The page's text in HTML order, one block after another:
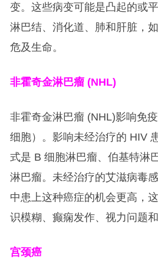
变。这些病变可能是凸起的或
淋巴结、消化道、肺和肝脏，
危及生命。
非霍奇金淋巴瘤 (NHL)
非霍奇金淋巴瘤 (NHL)影响免
细胞）。影响未经治疗的 HIV
式是 B 细胞淋巴瘤、伯基特淋
淋巴瘤。未经治疗的艾滋病毒
中患上这种癌症的机会更高，
识模糊、癫痫发作、视力问题和
宫颈癌